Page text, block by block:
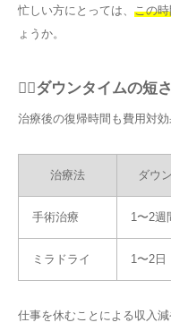
忙しい方にとっては、 この
ょうか。
🏃‍♂️ダウンタイムの短さ
治療後の復帰時間も費用対
治療法 ダウ
手術治療 1〜2週
ミラドライ 1〜2日
仕事を休むことによる収入